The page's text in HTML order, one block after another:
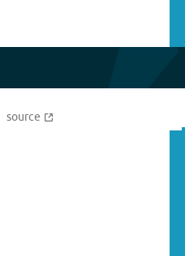
source